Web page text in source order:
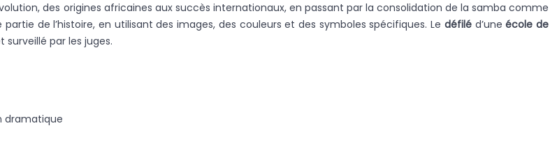
des origines africaines aux succès internationaux, en passant par la consolidation de la samba comme
de l’histoire, en utilisant des images, des couleurs et des symboles spécifiques. Le défilé d’uneécole de
par les juges.
dramatique